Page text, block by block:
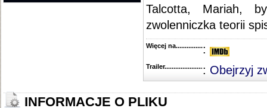
Talcotta, Mariah,
zwolenniczka teorii
Więcej na........................................
:
Trailer...........................................
: Obejrzyj
INFORMACJE O PLIKU